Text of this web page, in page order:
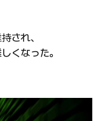
され、
くなった。